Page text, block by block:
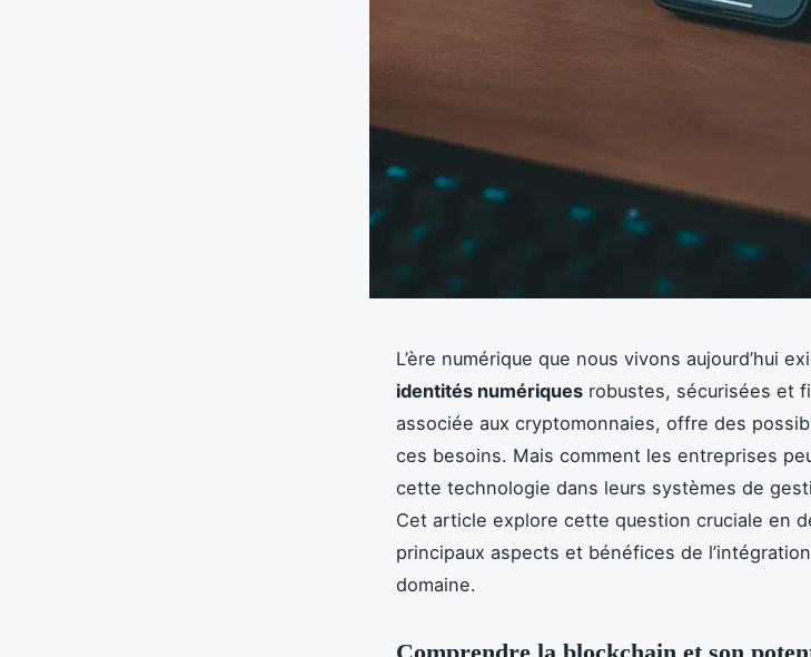
L’ère numérique que nous vivons aujourd’hui
identités numériques robustes, sécurisées et
associée aux cryptomonnaies, offre des
ces besoins. Mais comment les entreprises
cette technologie dans leurs systèmes de
Cet article explore cette question cruciale en
principaux aspects et bénéfices de
domaine.